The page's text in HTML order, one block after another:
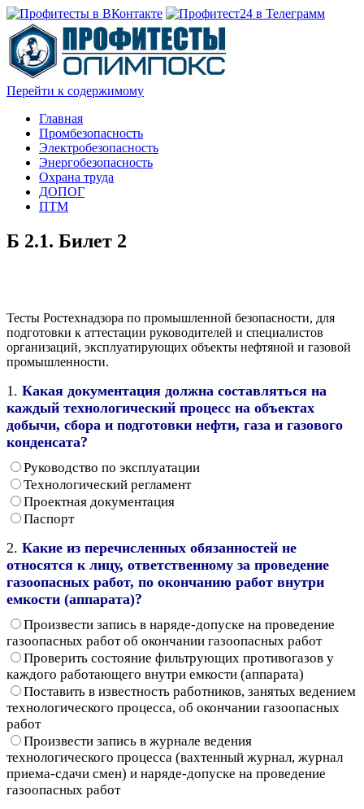
Перейти к содержимому
Главная
Промбезопасность
Электробезопасность
Энергобезопасность
Охрана труда
ДОПОГ
ПТМ
Б 2.1. Билет 2
Тесты Ростехнадзора по промышленной безопасности, для
подготовки к аттестации руководителей и специалистов
организаций, эксплуатирующих объекты нефтяной и газовой
промышленности.
1. Какая документация должна составляться на
каждый технологический процесс на объектах
добычи, сбора и подготовки нефти, газа и газового
конденсата?
Руководство по эксплуатации
Технологический регламент
Проектная документация
Паспорт
2. Какие из перечисленных обязанностей не
относятся к лицу, ответственному за проведение
газоопасных работ, по окончанию работ внутри
емкости (аппарата)?
Произвести запись в наряде-допуске на проведение
газоопасных работ об окончании газоопасных работ
Проверить состояние фильтрующих противогазов у
каждого работающего внутри емкости (аппарата)
Поставить в известность работников, занятых ведением
технологического процесса, об окончании газоопасных
работ
Произвести запись в журнале ведения
технологического процесса (вахтенный журнал, журнал
приема-сдачи смен) и наряде-допуске на проведение
газоопасных работ